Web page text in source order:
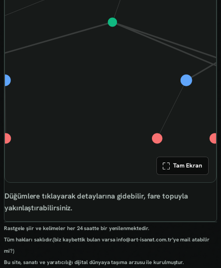
Tam Ekran
Düğümlere tıklayarak detaylarına gidebilir, fare topuyla
yakınlaştırabilirsiniz.
Rastgele şiir ve kelimeler her 24 saatte bir yenilenmektedir.
Tüm hakları saklıdır.(biz kaybettik bulan varsa info@art-isanat.com.tr'ye mail atabilir
mi?)
Bu site, sanatı ve yaratıcılığı dijital dünyaya taşıma arzusu ile kurulmuştur.